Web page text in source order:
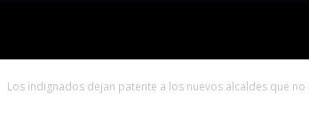
Los indignados dejan patente a los nuevos alcaldes que